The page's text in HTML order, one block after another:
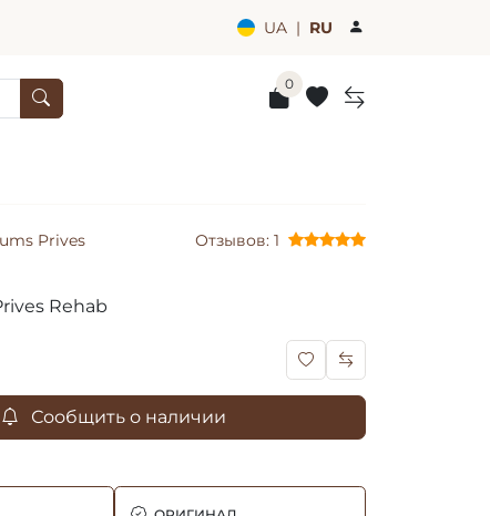
UA | RU
0
Prives Отзывов: 1
Rehab
Сообщить о наличии